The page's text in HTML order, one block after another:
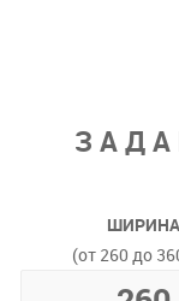
ШИРИНА
(от 260 до